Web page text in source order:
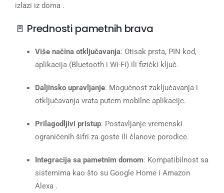
izlazi iz doma .
🚪 Prednosti pametnih brava
Više načina otključavanja: Otisak prsta, PIN kod,
aplikacija (Bluetooth i Wi-Fi) ili fizički ključ.
Daljinsko upravljanje: Mogućnost zaključavanja i
otključavanja vrata putem mobilne aplikacije.
Prilagodljivi pristup: Postavljanje vremenski
ograničenih šifri za goste ili članove porodice.
Integracija sa pametnim domom: Kompatibilnost sa
sistemima kao što su Google Home i Amazon
Alexa .